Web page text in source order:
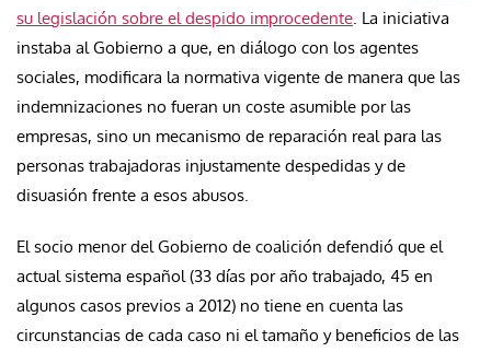
su legislación sobre el despido improcedente. La iniciativa
instaba al Gobierno a que, en diálogo con los agentes
sociales, modificara la normativa vigente de manera que las
indemnizaciones no fueran un coste asumible por las
empresas, sino un mecanismo de reparación real para las
personas trabajadoras injustamente despedidas y de
disuasión frente a esos abusos.
El socio menor del Gobierno de coalición defendió que el
actual sistema español (33 días por año trabajado, 45 en
algunos casos previos a 2012) no tiene en cuenta las
circunstancias de cada caso ni el tamaño y beneficios de las